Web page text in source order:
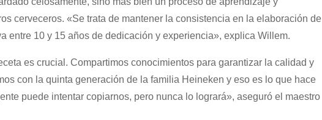
cerveceros. «Se trata de mantener la consistencia en la elaboración de
entre 10 y 15 años de dedicación y experiencia», explica Willem.
es crucial. Compartimos conocimientos para garantizar la calidad y
con la quinta generación de la familia Heineken y eso es lo que hace
puede intentar copiarnos, pero nunca lo logrará», aseguró el maestro